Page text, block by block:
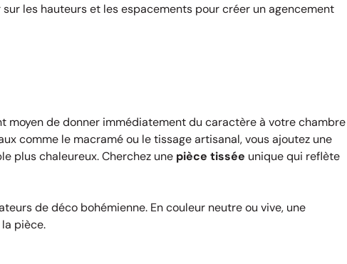
les hauteurs et les espacements pour créer un agencement
moyen de donner immédiatement du caractère à votre chambre
comme le macramé ou le tissage artisanal, vous ajoutez une
plus chaleureux. Cherchez une pièce tissée unique qui reflète
de déco bohémienne. En couleur neutre ou vive, une
pièce.